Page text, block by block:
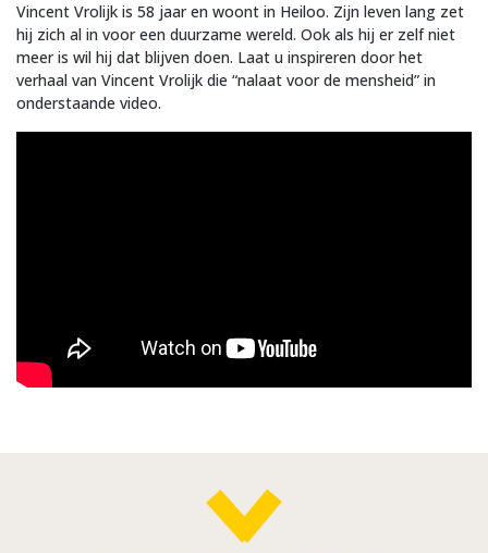
Vincent Vrolijk is 58 jaar en woont in Heiloo. Zijn leven lang zet
hij zich al in voor een duurzame wereld. Ook als hij er zelf niet
meer is wil hij dat blijven doen. Laat u inspireren door het
verhaal van Vincent Vrolijk die “nalaat voor de mensheid” in
onderstaande video.